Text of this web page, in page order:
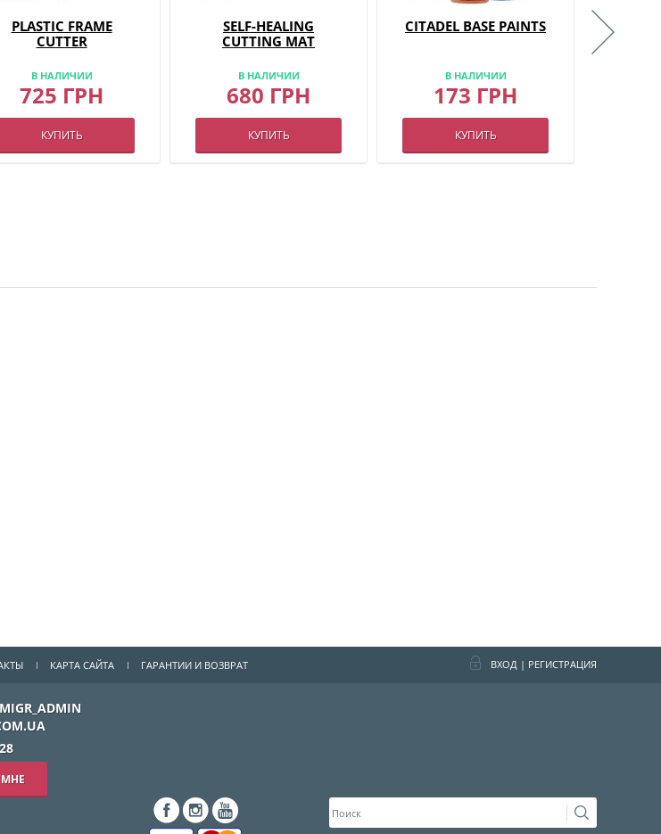
PLASTIC FRAME
CUTTER
В НАЛИЧИИ
725 ГРН
КУПИТЬ
SELF-HEALING
CUTTING MAT
В НАЛИЧИИ
680 ГРН
КУПИТЬ
CITADEL BASE PAINTS
В НАЛИЧИИ
173 ГРН
КУПИТЬ
КАРТА САЙТА ГАРАНТИИ И ВОЗВРАТ ВХОД | РЕГИСТРАЦИЯ
МНЕ